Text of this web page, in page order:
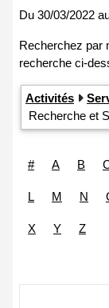
Du 30/03/2022
Activités
Recherche et
# A B
L M N
X Y Z